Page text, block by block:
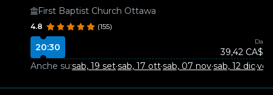
First Baptist Church Ottawa
4.8 (155)
20:30
Da
39,42 CA$
Anche su:sab, 19 set·sab, 17 ott·sab, 07 nov·sab, 12 dic·